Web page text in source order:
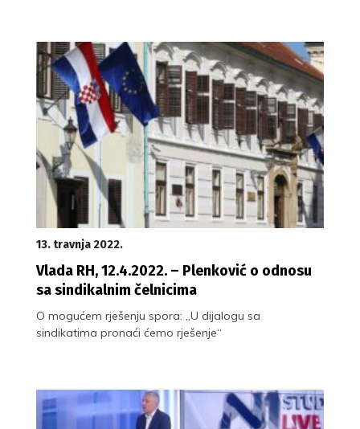
13. travnja 2022.
Vlada RH, 12.4.2022. – Plenković o odnosu
sa sindikalnim čelnicima
O mogućem rješenju spora: „U dijalogu sa
sindikatima pronaći ćemo rješenje“